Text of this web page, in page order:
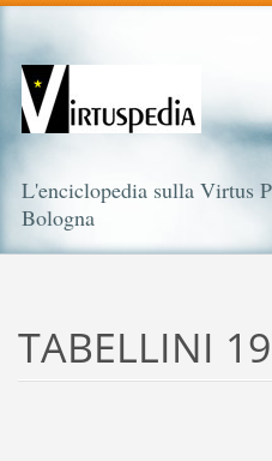
L'enciclopedia sulla Virtus
Bologna
TABELLINI